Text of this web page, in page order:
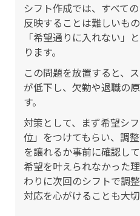
シフト作成では、すべて
反映することは難しいもの
「希望通りに入れない」
ります。
この問題を放置すると、
が低下し、欠勤や退職の
す。
対策として、まず希望シ
位」をつけてもらい、調
を譲れるか事前に確認し
希望を叶えられなかった
わりに次回のシフトで調
対応を心がけることも大切